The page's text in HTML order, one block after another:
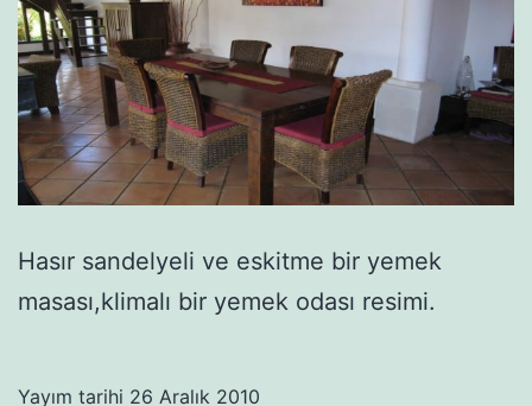
Hasır sandelyeli ve eskitme bir yemek
masası,klimalı bir yemek odası resimi.
Yayım tarihi 26 Aralık 2010